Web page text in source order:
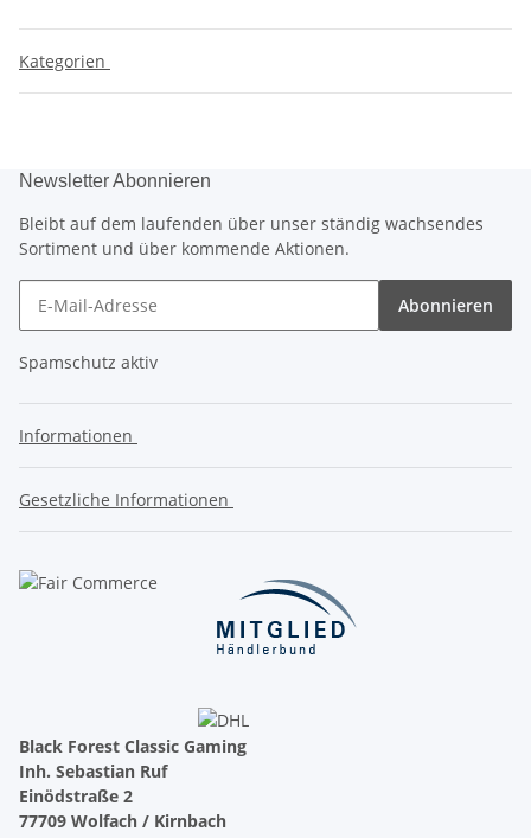
Kategorien
Newsletter Abonnieren
Bleibt auf dem laufenden über unser ständig wachsendes
Sortiment und über kommende Aktionen.
Abonnieren
Spamschutz aktiv
Informationen
Gesetzliche Informationen
Black Forest Classic Gaming
Inh. Sebastian Ruf
Einödstraße 2
77709 Wolfach / Kirnbach